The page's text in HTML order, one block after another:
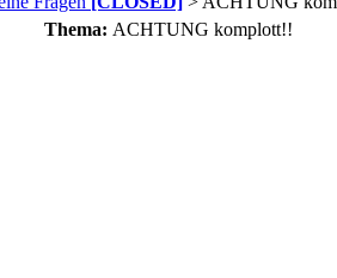
Thema: ACHTUNG komplott!!